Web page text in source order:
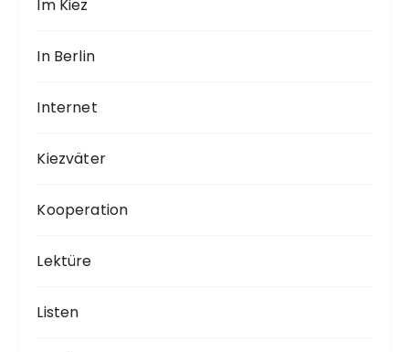
Im Kiez
In Berlin
Internet
Kiezväter
Kooperation
Lektüre
Listen